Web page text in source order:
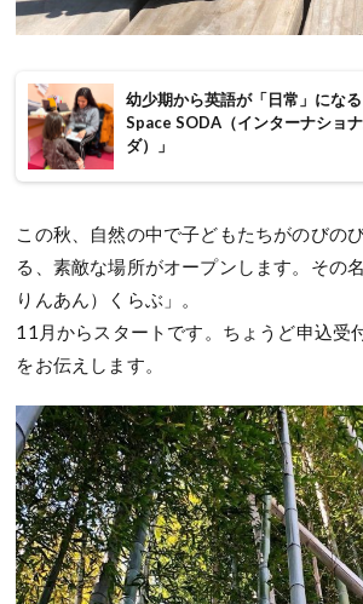
幼少期から英語が「日常」にな
Space SODA（インターナショ
ダ）」
この秋、自然の中で子どもたちがのびの
る、素敵な場所がオープンします。その
りんあん）くらぶ」。
11月からスタートです。ちょうど申込受
をお伝えします。